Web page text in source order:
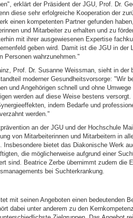
erklärt der Präsident der JGU, Prof. Dr.
diese sehr erfolgreiche Kooperation der
einen kompetenten Partner gefunden
und Mitarbeiter zu erhalten und zu
mit ihrer ausgewiesenen Expertise
geben wird. Damit ist die JGU in der
Personen wahrzunehmen."
Prof. Dr. Susanne Weissman, sieht in der
moderner Gesundheitsvorsorge: "Wir
und Angehörigen schnell und ohne
werden auf diese Weise bestens
indem Bedarfe und
werden."
an der JGU und der Hochschule
von Mitarbeiterinnen und Mitarbeitern in
Insbesondere bietet das Diakonische Werk
die möglicherweise aufgrund einer
sind. Beatrice Zerbe übernimmt zudem die
bei Suchterkrankung.
mit seinen Angeboten einen bedeutenden
dabei unter anderem zu den